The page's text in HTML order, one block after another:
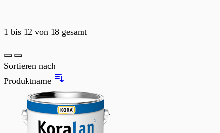
1 bis 12 von 18 gesamt
Liste
Sortieren nach
Produktname